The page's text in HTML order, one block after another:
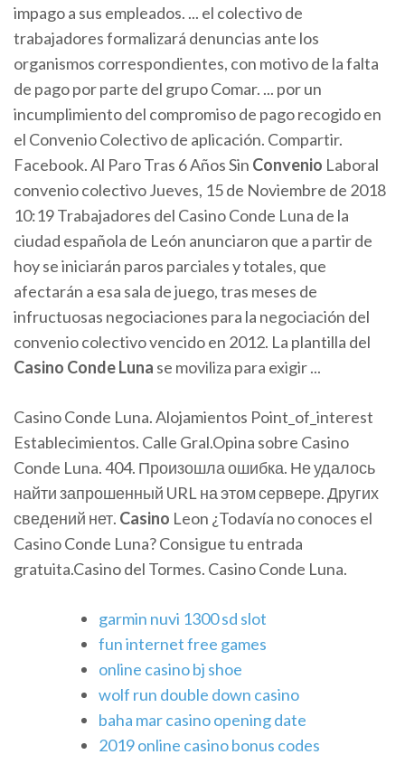
impago a sus empleados. ... el colectivo de
trabajadores formalizará denuncias ante los
organismos correspondientes, con motivo de la falta
de pago por parte del grupo Comar. ... por un
incumplimiento del compromiso de pago recogido en
el Convenio Colectivo de aplicación. Compartir.
Facebook. Al Paro Tras 6 Años Sin Convenio Laboral
convenio colectivo Jueves, 15 de Noviembre de 2018
10:19 Trabajadores del Casino Conde Luna de la
ciudad española de León anunciaron que a partir de
hoy se iniciarán paros parciales y totales, que
afectarán a esa sala de juego, tras meses de
infructuosas negociaciones para la negociación del
convenio colectivo vencido en 2012. La plantilla del
Casino CondeLuna se moviliza para exigir ...
Casino Conde Luna. Alojamientos Point_of_interest
Establecimientos. Calle Gral.Opina sobre Casino
Conde Luna. 404. Произошла ошибка. Не удалось
найти запрошенный URL на этом сервере. Других
сведений нет. Casino Leon ¿Todavía no conoces el
Casino Conde Luna? Consigue tu entrada
gratuita.Casino del Tormes. Casino Conde Luna.
garmin nuvi 1300 sd slot
fun internet free games
online casino bj shoe
wolf run double down casino
baha mar casino opening date
2019 online casino bonus codes